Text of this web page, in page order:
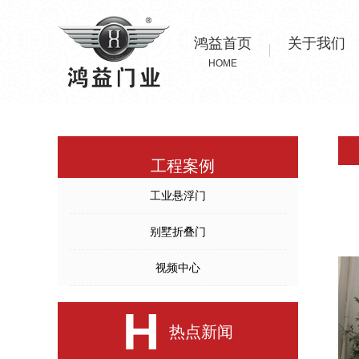
鸿益首页
HOME
关于我们
工程案例
工业悬浮门
别墅折叠门
视频中心
H 热点新闻